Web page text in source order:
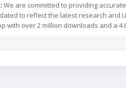
We are committed to providing
to reflect the latest research and
with over 2 million downloads and a